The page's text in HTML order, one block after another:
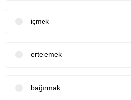
içmek
ertelemek
bağırmak